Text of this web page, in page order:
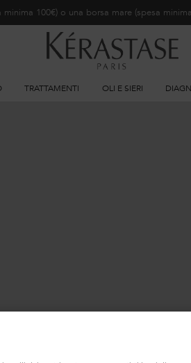
minima 100€) o una borsa mare (spesa
TRATTAMENTI OLI E SIERI